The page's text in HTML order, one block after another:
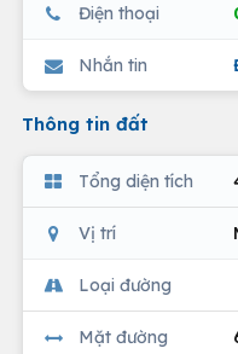
Điện thoại
Nhắn tin
Thông tin đất
Tổng diện tích
Vị trí
Loại đường
Mặt đường